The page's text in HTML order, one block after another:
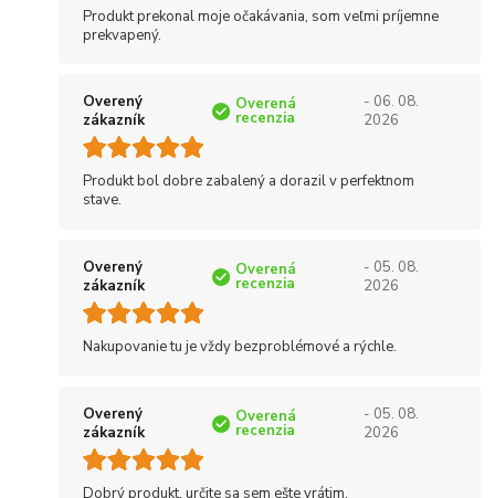
Produkt prekonal moje očakávania, som veľmi príjemne
prekvapený.
Overený
zákazník
Overená
recenzia
- 06. 08.
2026
Produkt bol dobre zabalený a dorazil v perfektnom
stave.
Overený
zákazník
Overená
recenzia
- 05. 08.
2026
Nakupovanie tu je vždy bezproblémové a rýchle.
Overený
zákazník
Overená
recenzia
- 05. 08.
2026
Dobrý produkt, určite sa sem ešte vrátim.